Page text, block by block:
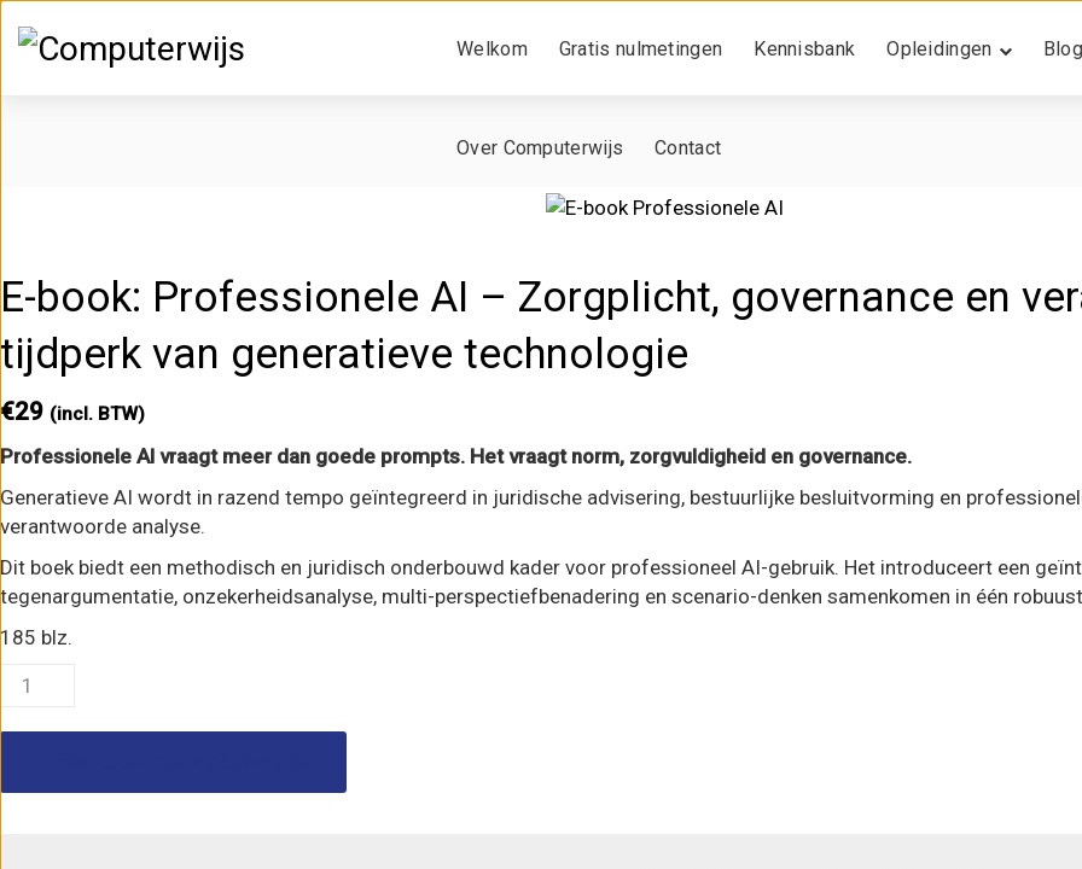
Welkom Gratis nulmetingen Kennisbank Opleidingen Blog
Over Computerwijs Contact
E-book: Professionele AI – Zorgplicht, governance en
tijdperk van generatieve technologie
€29 (incl. BTW)
Professionele AI vraagt meer dan goede prompts. Het vraagt norm, zorgvuldigheid en governance.
Generatieve AI wordt in razend tempo geïntegreerd in juridische advisering, bestuurlijke besluitvorming en
verantwoorde analyse.
Dit boek biedt een methodisch en juridisch onderbouwd kader voor professioneel AI-gebruik. Het introduceert een
tegenargumentatie, onzekerheidsanalyse, multi-perspectiefbenadering en scenario-denken samenkomen in één
185 blz.
Professionele
-